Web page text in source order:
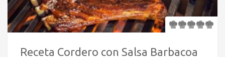
Receta Cordero con Salsa Barbacoa